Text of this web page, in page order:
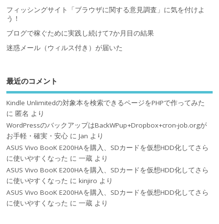
フィッシングサイト「ブラウザに関する意見調査」に気を付けよ
う！
ブログで稼ぐために実践し続けて7か月目の結果
迷惑メール（ウィルス付き）が届いた
最近のコメント
Kindle Unlimitedの対象本を検索できるページをPHPで作ってみた
に 匿名 より
WordPressのバックアップはBackWPup+Dropbox+cron-job.orgが
お手軽・確実・安心 にJan より
ASUS Vivo BooK E200HAを購入、SDカードを仮想HDD化してさら
に使いやすくなった に一蔵 より
ASUS Vivo BooK E200HAを購入、SDカードを仮想HDD化してさら
に使いやすくなった にkinjiro より
ASUS Vivo BooK E200HAを購入、SDカードを仮想HDD化してさら
に使いやすくなった に一蔵 より